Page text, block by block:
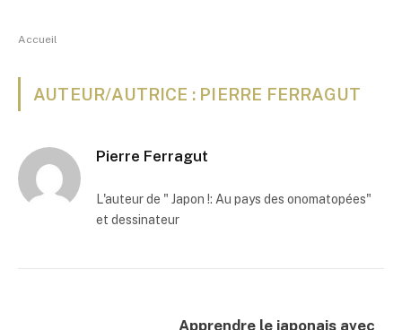
Accueil
AUTEUR/AUTRICE : PIERRE FERRAGUT
Pierre Ferragut
L'auteur de " Japon !: Au pays des onomatopées"
et dessinateur
Apprendre le japonais avec